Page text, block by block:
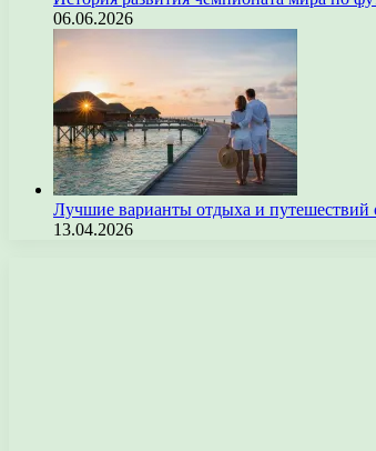
06.06.2026
Лучшие варианты отдыха и путешествий
13.04.2026